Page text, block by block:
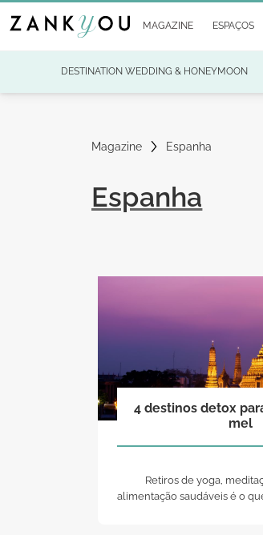
MAGAZINE ESPAÇOS
DESTINATION WEDDING & HONEYMOON
Magazine Espanha
Espanha
4 destinos detox
mel
Retiros de yoga,
alimentação saudáveis é o